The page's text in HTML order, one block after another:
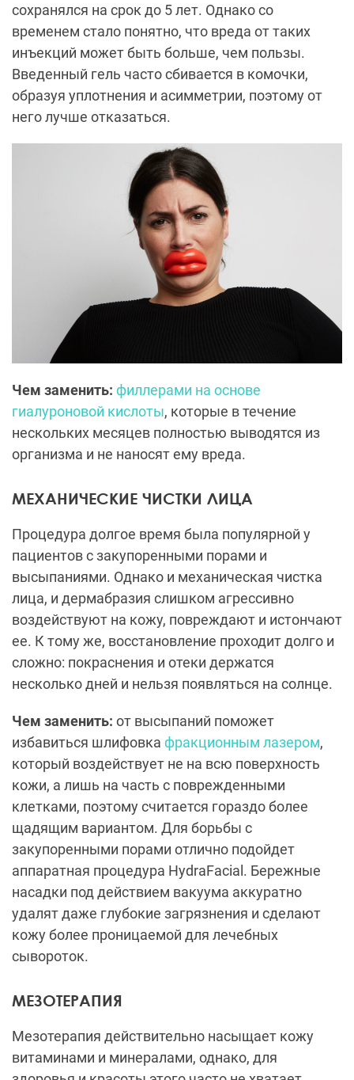
сохранялся на срок до 5 лет. Однако со
временем стало понятно, что вреда от таких
инъекций может быть больше, чем пользы.
Введенный гель часто сбивается в комочки,
образуя уплотнения и асимметрии, поэтому от
него лучше отказаться.
Чем заменить: филлерами на основе
гиалуроновой кислоты, которые в течение
нескольких месяцев полностью выводятся из
организма и не наносят ему вреда.
МЕХАНИЧЕСКИЕ ЧИСТКИ ЛИЦА
Процедура долгое время была популярной у
пациентов с закупоренными порами и
высыпаниями. Однако и механическая чистка
лица, и дермабразия слишком агрессивно
воздействуют на кожу, повреждают и истончают
ее. К тому же, восстановление проходит долго и
сложно: покраснения и отеки держатся
несколько дней и нельзя появляться на солнце.
Чем заменить: от высыпаний поможет
избавиться шлифовка фракционным лазером,
который воздействует не на всю поверхность
кожи, а лишь на часть с поврежденными
клетками, поэтому считается гораздо более
щадящим вариантом. Для борьбы с
закупоренными порами отлично подойдет
аппаратная процедура HydraFacial. Бережные
насадки под действием вакуума аккуратно
удалят даже глубокие загрязнения и сделают
кожу более проницаемой для лечебных
сывороток.
МЕЗОТЕРАПИЯ
Мезотерапия действительно насыщает кожу
витаминами и минералами, однако, для